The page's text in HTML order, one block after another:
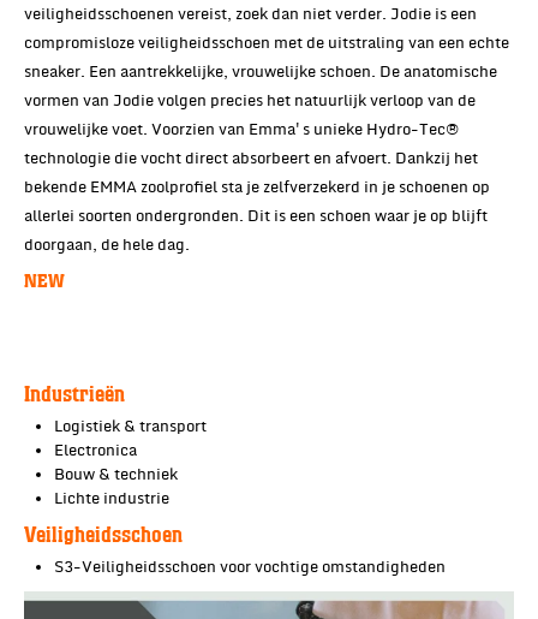
veiligheidsschoenen vereist, zoek dan niet verder. Jodie is een
compromisloze veiligheidsschoen met de uitstraling van een echte
sneaker. Een aantrekkelijke, vrouwelijke schoen. De anatomische
vormen van Jodie volgen precies het natuurlijk verloop van de
vrouwelijke voet. Voorzien van Emma's unieke Hydro-Tec®
technologie die vocht direct absorbeert en afvoert. Dankzij het
bekende EMMA zoolprofiel sta je zelfverzekerd in je schoenen op
allerlei soorten ondergronden. Dit is een schoen waar je op blijft
doorgaan, de hele dag.
NEW
Industrieën
Logistiek & transport
Electronica
Bouw & techniek
Lichte industrie
Veiligheidsschoen
S3-Veiligheidsschoen voor vochtige omstandigheden